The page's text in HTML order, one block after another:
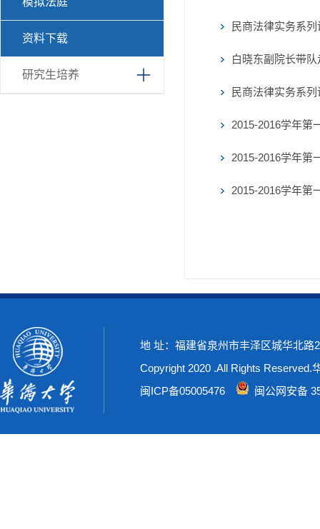
资料下载
研究生培养
民商法律实务系
白晓东副院长带
民商法律实务系
2015-2016学年第
2015-2016学年第
2015-2016学年第
地 址：福建省泉州市丰泽区城华北
Copyright 2020 .All Rights Reserved.
闽ICP备05005476
闽公网安备